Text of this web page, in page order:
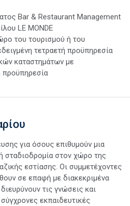
Bar & Restaurant Management
LE MONDE
του τουρισμού ή του
τετραετή προϋπηρεσία
καταστημάτων με
προϋπηρεσία
για όσους επιθυμούν μια
σταδιοδρομία στον χώρο της
εστίασης. Οι συμμετέχοντες
σε επαφή με διακεκριμένα
τις γνώσεις και
εκπαιδευτικές